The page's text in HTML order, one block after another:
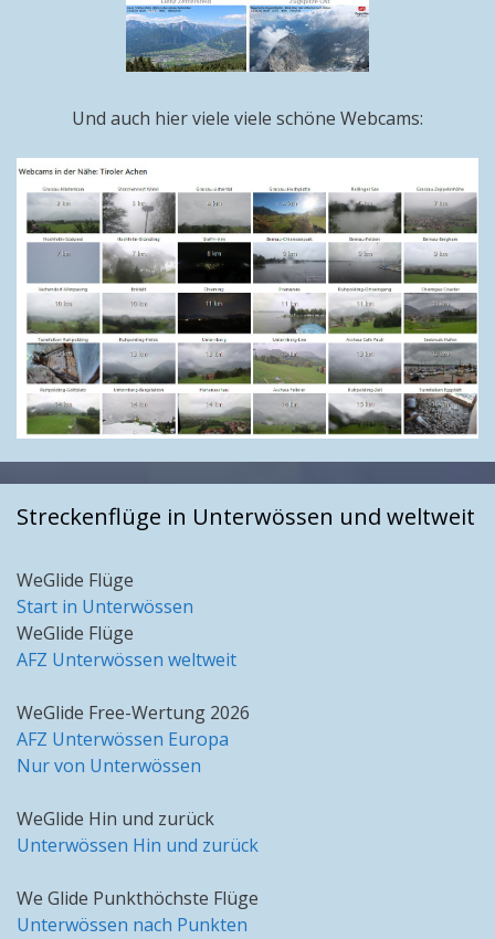
Und auch hier viele viele schöne Webcams:
Streckenflüge in Unterwössen und weltweit
WeGlide Flüge
Start in Unterwössen
WeGlide Flüge
AFZ Unterwössen weltweit
WeGlide Free-Wertung 2026
AFZ Unterwössen Europa
Nur von Unterwössen
WeGlide Hin und zurück
Unterwössen Hin und zurück
We Glide Punkthöchste Flüge
Unterwössen nach Punkten